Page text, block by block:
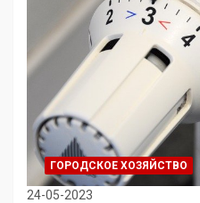
ГОРОДСКОЕ ХОЗЯЙСТВО
24-05-2023